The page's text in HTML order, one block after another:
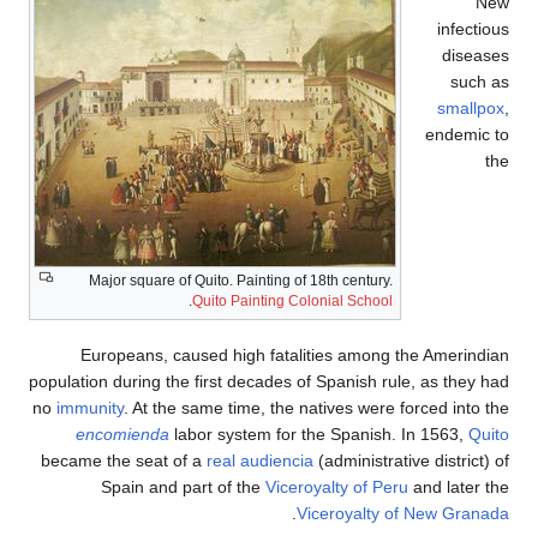
Major square of Quito. Painting of 18th century.
Quito Painting Colonial School
.
Europeans, caused high fatalities among the
population during the first decades of Spanish rule, as
noimmunity. At the same time, the natives were forced
encomiendalabor system for the Spanish. In
became the seat of areal audiencia(administrative
Spain and part of the Viceroyalty of Peruand
Viceroyalty of New
.